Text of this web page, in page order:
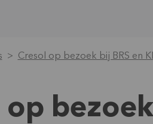
Cresol op bezoek bij BRS en
op